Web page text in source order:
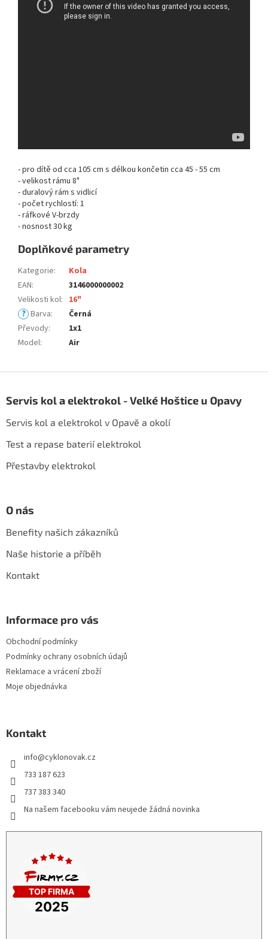
- pro dítě od cca 105 cm s délkou končetin cca 45 - 55 cm
- velikost rámu 8"
- duralový rám s vidlicí
- počet rychlostí: 1
- ráfkové V-brzdy
- nosnost 30 kg
Doplňkové parametry
Kategorie:
Kola
EAN:
3146000000002
Velikosti kol: 16"
? Barva:
Černá
Převody:
1x1
Model: Air
pServis kol a elektrokol - Velké Hoštice u Opavy
Servis kol a elektrokol v Opavě a okolí
Test a repase baterií elektrokol
Přestavby elektrokol
O nás
Benefity našich zákazníků
Naše historie a příběh
Kontakt
Informace pro vás
Obchodní podmínky
Podmínky ochrany osobních údajů
Reklamace a vrácení zboží
Moje objednávka
Kontakt
info@cyklonovak.cz
733 187 623
737 383 340
Na našem facebooku vám neujede žádná novinka